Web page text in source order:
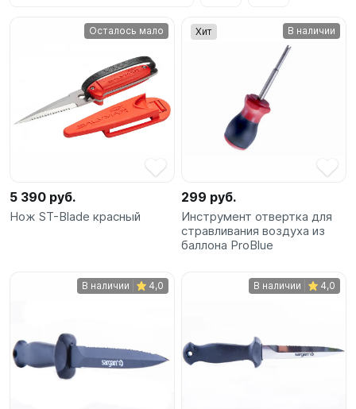
SUP-
сёрфинг
Осталось мало
5 390 руб.
Нож ST-Blade красный
Хит В наличии
299 руб.
Инструмент отвертка для
стравливания воздуха из
баллона ProBlue
В наличии 4,0 В наличии 4,0